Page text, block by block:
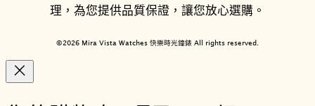
理，為您提供品質保證，讓您放心選購。
©2026 Mira Vista Watches 快樂時光鐘錶 All rights reserved.